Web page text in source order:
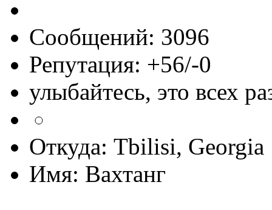
Сообщений: 3096
Репутация: +56/-0
улыбайтесь, это всех
Откуда: Tbilisi, Georgia
Имя: Вахтанг